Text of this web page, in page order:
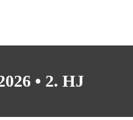
• 2. HJ